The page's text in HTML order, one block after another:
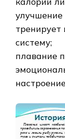
улучшение
систему;
плавание